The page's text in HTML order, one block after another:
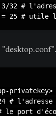
32 #
= 25 # utile
# l'adresse
le port